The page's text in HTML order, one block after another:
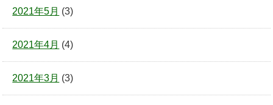
2021年5月 (3)
2021年4月 (4)
2021年3月 (3)